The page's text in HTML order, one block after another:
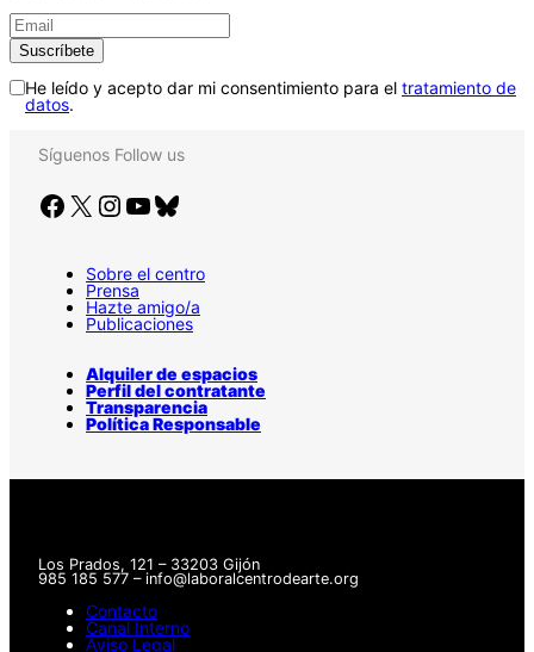
He leído y acepto dar mi consentimiento para el tratamiento de
datos.
Síguenos Follow us
Facebook X Instagram YouTube Bluesky
Sobre el centro
Prensa
Hazte amigo/a
Publicaciones
Alquiler de espacios
Perfil del contratante
Transparencia
Política Responsable
Los Prados, 121 – 33203 Gijón
985 185 577 – info@laboralcentrodearte.org
Contacto
Canal Interno
Aviso Legal